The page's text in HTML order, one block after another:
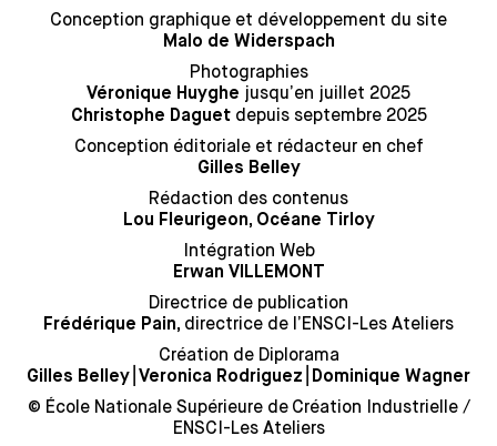
Conception graphique et développement du site
Malo de Widerspach
Photographies
Véronique Huyghe jusqu’en juillet 2025
Christophe Daguetdepuis septembre 2025
Conception éditoriale et rédacteur en chef
Gilles Belley
Rédaction des contenus
Lou Fleurigeon, Océane Tirloy
Intégration Web
Erwan VILLEMONT
Directrice de publication
Frédérique Pain, directrice de l’ENSCI-Les Ateliers
Création de Diplorama
Gilles Belley Veronica Rodriguez Dominique Wagner
© École Nationale Supérieure de Création Industrielle /
ENSCI-Les Ateliers